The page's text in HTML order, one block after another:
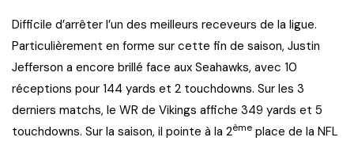
Difficile d’arrêter l’un des meilleurs receveurs de la ligue.
Particulièrement en forme sur cette fin de saison, Justin
Jefferson a encore brillé face aux Seahawks, avec 10
réceptions pour 144 yards et 2 touchdowns. Sur les 3
derniers matchs, le WR de Vikings affiche 349 yards et 5
touchdowns. Sur la saison, il pointe à la 2ème place de la NFL